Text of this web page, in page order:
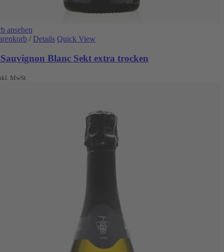
ansehen
/ Details Quick View
Blanc Sekt extra trocken
MwSt.